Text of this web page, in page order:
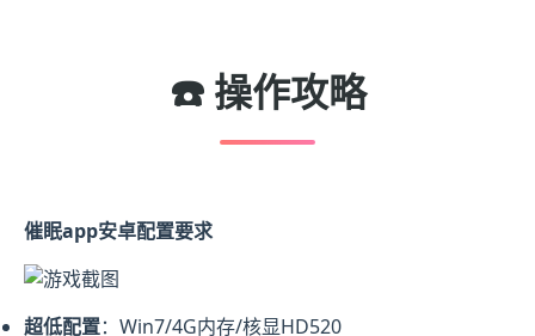
☎️ 操作攻略
催眠app安卓配置要求
​超低配置​​：Win7/4G内存/核显HD520